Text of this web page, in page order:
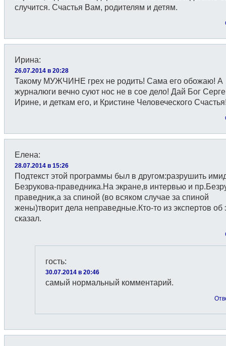
случится. Счастья Вам, родителям и детям.
Ирина:
26.07.2014 в 20:28
Такому МУЖЧИНЕ грех не родить! Сама его обожаю! А
журналюги вечно суют нос не в сое дело! Дай Бог
Ирине, и деткам его, и Кристине Человеческого
Елена:
28.07.2014 в 15:26
Подтекст этой программы был в другом:разрушить
Безрукова-праведника.На экране,в интервью и
праведник,а за спиной (во всяком случае за спиной
жены)творит дела неправедные.Кто-то из экспертов об
сказал.
гость:
30.07.2014 в 20:46
самый нормальный комментарий.